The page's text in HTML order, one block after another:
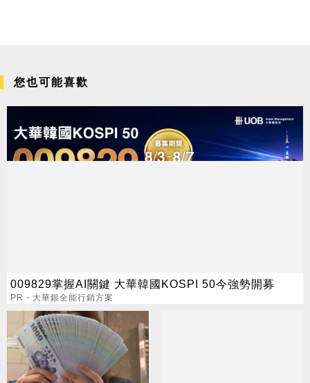
您也可能喜歡
009829掌握AI關鍵 大華韓國KOSPI 50今強勢開募
PR・大華銀全能行銷方案